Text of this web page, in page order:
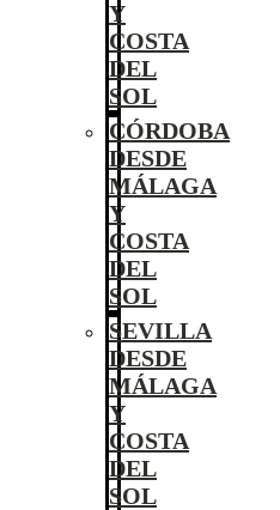
Y
COSTA
DEL
SOL
CÓRDOBA
DESDE
MÁLAGA
Y
COSTA
DEL
SOL
SEVILLA
DESDE
MÁLAGA
Y
COSTA
DEL
SOL